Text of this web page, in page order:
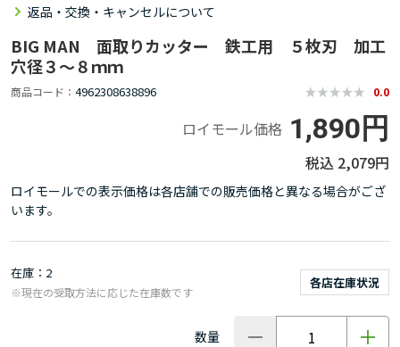
返品・交換・キャンセルについて
BIG MAN 面取りカッター 鉄工用 ５枚刃 加工
穴径３～８ｍｍ
商品コード 4962308638896 0.0
ロイモール価格 1,890円
2,079円
ロイモールでの表示価格は各店舗での販売価格と異なる場合がござ
います。
在庫 2
各店在庫状況
※現在の受取方法に応じた在庫数です
数量